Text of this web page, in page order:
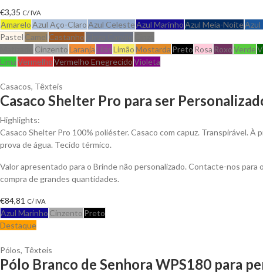
€3,35 C/ IVA
AmareloAzul Aço-ClaroAzul CelesteAzul MarinhoAzul Meia-NoiteAzul
Pastel Camel Castanho
CinzentoLaranja LilásLimãoMostarda Preto Rosa RoxoVerde
LimaVermelhoVermelho EnegrecidoVioleta
Casacos, Têxteis
Casaco Shelter Pro para ser
Highlights:
Casaco Shelter Pro 100% poliéster. Casaco com capuz. Transpirável. À
prova de água. Tecido térmico.
Valor apresentado para o Brinde não personalizado. Contacte-nos para
compra de grandes quantidades.
€84,81 C/ IVA
Azul Marinho Cinzento Preto
Destaque
Pólos, Têxteis
Pólo Branco de Senhora WPS180 para